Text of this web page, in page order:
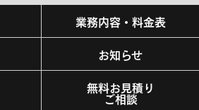
業務内容・料金表
お知らせ
無料お見積り
ご相談